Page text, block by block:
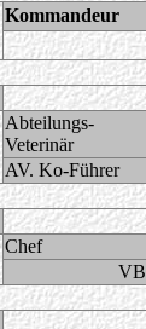
Kommandeur
Abteilungs-
Veterinär
AV. Ko-Führer
Chef
VB